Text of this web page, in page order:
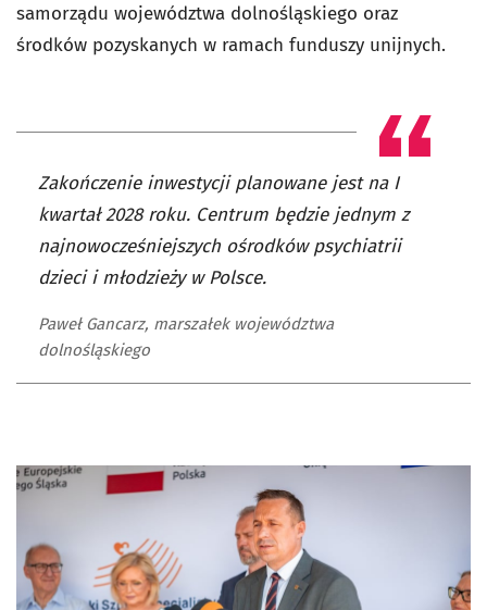
samorządu województwa dolnośląskiego oraz
środków pozyskanych w ramach funduszy unijnych.
Zakończenie inwestycji planowane jest na I
kwartał 2028 roku. Centrum będzie jednym z
najnowocześniejszych ośrodków psychiatrii
dzieci i młodzieży w Polsce.
Paweł Gancarz, marszałek województwa
dolnośląskiego